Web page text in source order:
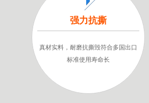
强力抗撕
真材实料，耐磨抗撕毁符合多国出口
标准使用寿命长